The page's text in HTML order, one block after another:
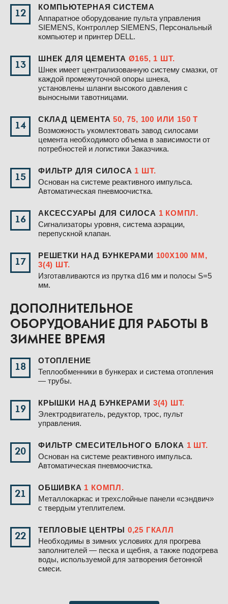
12
КОМПЬЮТЕРНАЯ СИСТЕМА
Аппаратное оборудование пульта управления
SIEMENS, Контроллер SIEMENS, Персональный
компьютер и принтер DELL.
13
ШНЕК ДЛЯ ЦЕМЕНТА Ø165, 1 ШТ.
Шнек имеет централизованную систему смазки, от
каждой промежуточной опоры шнека,
установлены шланги высокого давления с
выносными тавотницами.
14
СКЛАД ЦЕМЕНТА50, 75, 100 ИЛИ 150 Т
Возможность укомлектовать завод силосами
цемента необходимого объема в зависимости от
потребностей и логистики Заказчика.
15
ФИЛЬТР ДЛЯ СИЛОСА 1 ШТ.
Основан на системе реактивного импульса.
Автоматическая пневмоочистка.
16
АКСЕССУАРЫ ДЛЯ СИЛОСА 1 КОМПЛ.
Сигнализаторы уровня, система аэрации,
перепускной клапан.
17
РЕШЕТКИ НАД БУНКЕРАМИ 100Х100 ММ,
3(4) ШТ.
Изготавливаются из прутка d16 мм и полосы S=5
мм.
ДОПОЛНИТЕЛЬНОЕ
ОБОРУДОВАНИЕ ДЛЯ РАБОТЫ В
ЗИМНЕЕ ВРЕМЯ
18
ОТОПЛЕНИЕ
Теплообменники в бункерах и система отопления
— трубы.
19
КРЫШКИ НАД БУНКЕРАМИ 3(4) ШТ.
Электродвигатель, редуктор, трос, пульт
управления.
20
ФИЛЬТР СМЕСИТЕЛЬНОГО БЛОКА 1 ШТ.
Основан на системе реактивного импульса.
Автоматическая пневмоочистка.
21
ОБШИВКА 1 КОМПЛ.
Металлокаркас и трехслойные панели «сэндвич»
с твердым утеплителем.
22
ТЕПЛОВЫЕ ЦЕНТРЫ 0,25 ГКАЛЛ
Необходимы в зимних условиях для прогрева
заполнителей — песка и щебня, а также подогрева
воды, используемой для затворения бетонной
смеси.